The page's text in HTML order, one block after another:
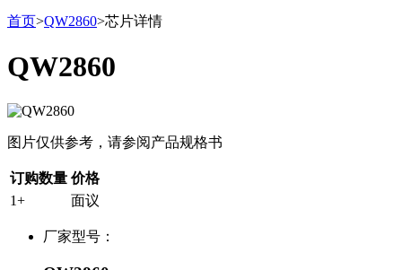
首页>QW2860>芯片详情
QW2860
图片仅供参考，请参阅产品规格书
订购数量 价格
1+
面议
厂家型号：